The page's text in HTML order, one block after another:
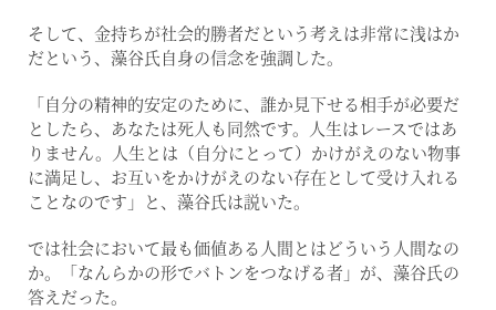
そして、金持ちが社会的勝者だという考えは非常に浅はか
だという、藻谷氏自身の信念を強調した。
「自分の精神的安定のために、誰か見下せる相手が必要だ
としたら、あなたは死人も同然です。人生はレースではあ
りません。人生とは（自分にとって）かけがえのない物事
に満足し、お互いをかけがえのない存在として受け入れる
ことなのです」と、藻谷氏は説いた。
では社会において最も価値ある人間とはどういう人間なの
か。「なんらかの形でバトンをつなげる者」が、藻谷氏の
答えだった。